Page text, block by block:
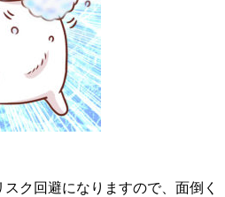
ク回避になりますので、面倒く